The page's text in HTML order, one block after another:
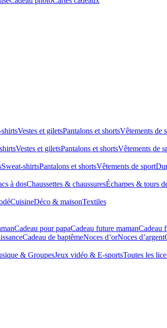
Vestes et giletsPantalons et shortsVêtements de
Vestes et giletsPantalons et shortsVêtements de
Sweat-shirtsPantalons et shortsVêtements de sport
à dosChaussettes & chaussuresÉcharpes & tours
CuisineDéco & maisonTextiles
Cadeau pour papaCadeau future mamanCadeau
Cadeau de baptêmeNoces d’orNoces d’argent
& GroupesJeux vidéo & E-sportsToutes les